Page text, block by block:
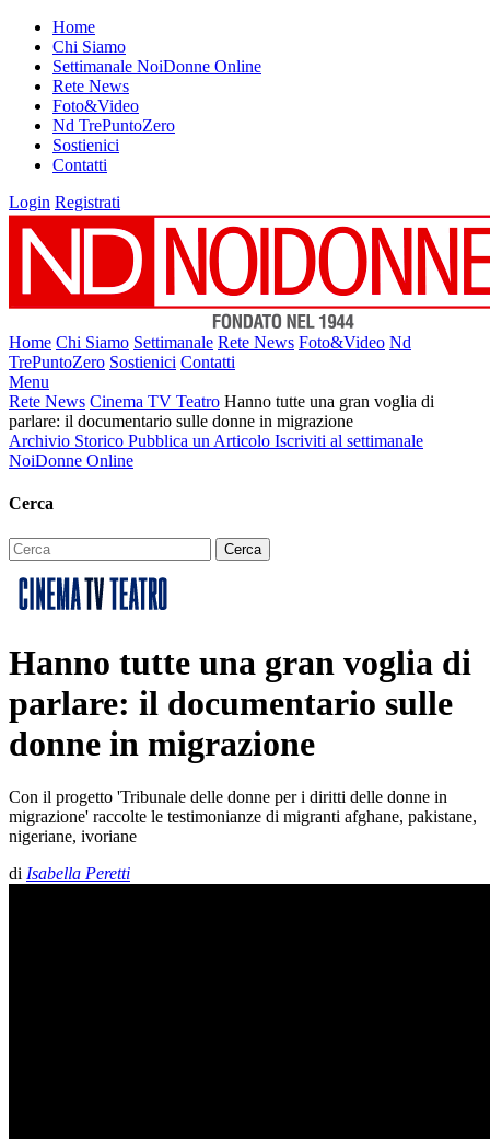
Home
Chi Siamo
Settimanale NoiDonne Online
Rete News
Foto&Video
Nd TrePuntoZero
Sostienici
Contatti
Login Registrati
Home Chi Siamo Settimanale Rete News Foto&Video Nd
TrePuntoZero Sostienici Contatti
Menu
Rete News Cinema TV Teatro Hanno tutte una gran voglia di
parlare: il documentario sulle donne in migrazione
Archivio Storico Pubblica un Articolo Iscriviti al settimanale
NoiDonne Online
Cerca
Hanno tutte una gran voglia di
parlare: il documentario sulle
donne in migrazione
Con il progetto 'Tribunale delle donne per i diritti delle donne in
migrazione' raccolte le testimonianze di migranti afghane, pakistane,
nigeriane, ivoriane
di Isabella Peretti